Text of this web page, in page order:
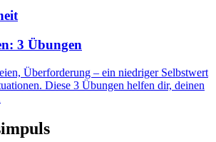
3 Übungen
Überforderung – ein niedriger Selbstwert
Diese 3 Übungen helfen dir, deinen